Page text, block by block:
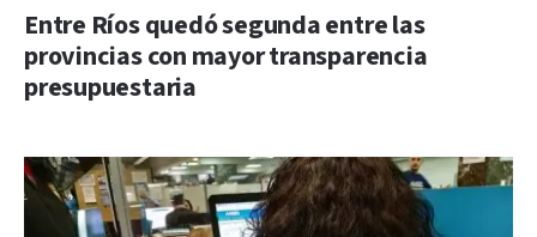
Entre Ríos quedó segunda entre las
provincias con mayor transparencia
presupuestaria